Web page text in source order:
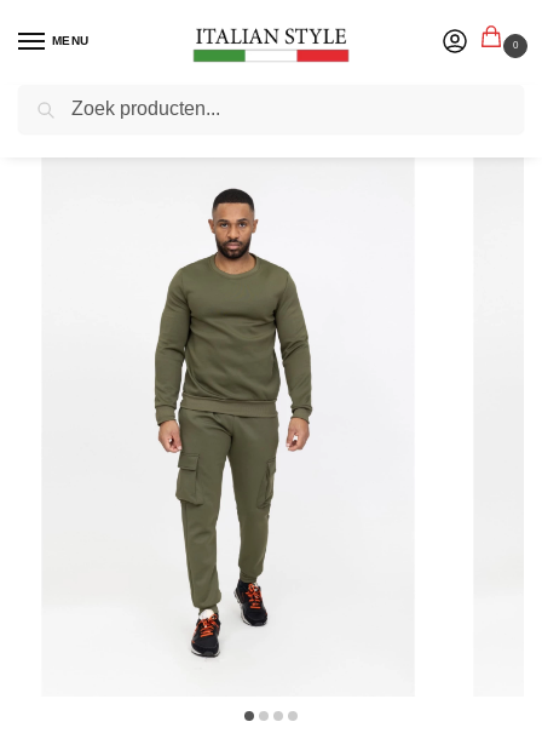
MENU 0
Home Herenmode / Joggingpakken